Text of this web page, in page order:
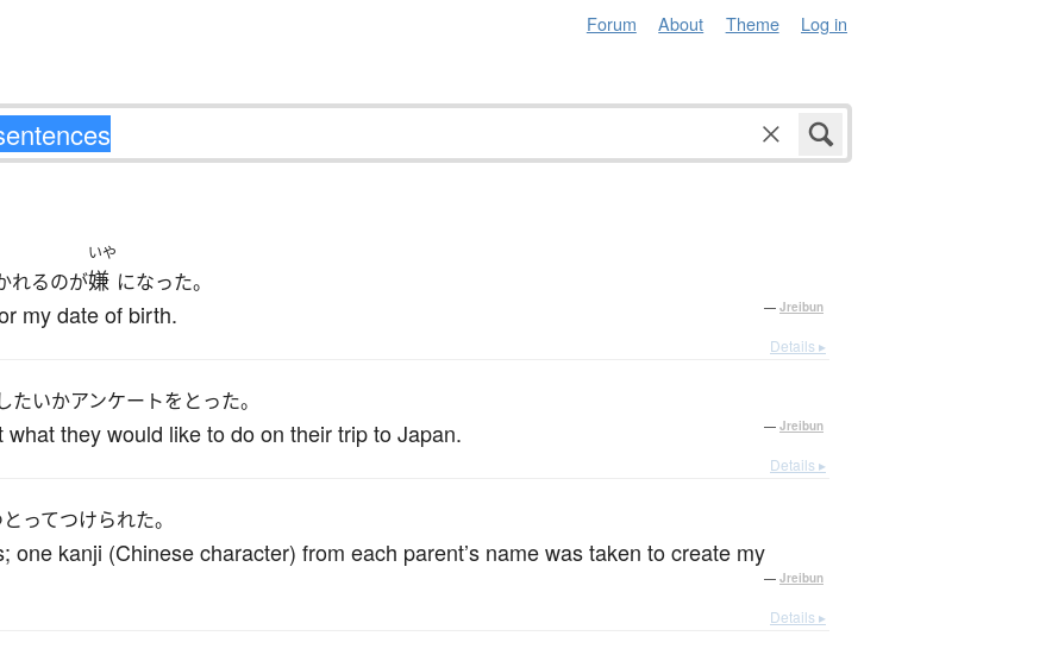
Forum About Theme Log in
れるのが
いや
嫌 になった。
my date of birth. — Jreibun
Details ▸
たいかアンケートをとった。
they would like to do on their trip to Japan. — Jreibun
Details ▸
ってつけられた。
one kanji (Chinese character) from each parent’s name was taken to create my
— Jreibun
Details ▸